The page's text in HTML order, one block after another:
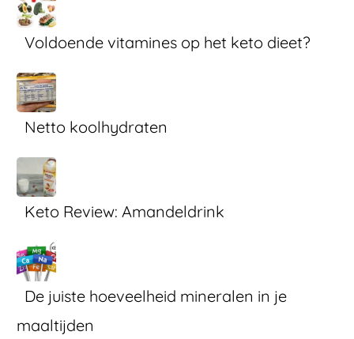
Voldoende vitamines op het keto dieet?
Netto koolhydraten
Keto Review: Amandeldrink
De juiste hoeveelheid mineralen in je
maaltijden